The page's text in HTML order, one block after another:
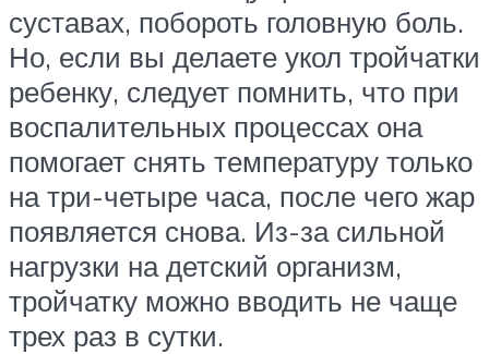
суставах, побороть головную боль.
Но, если вы делаете укол тройчатки
ребенку, следует помнить, что при
воспалительных процессах она
помогает снять температуру только
на три-четыре часа, после чего жар
появляется снова. Из-за сильной
нагрузки на детский организм,
тройчатку можно вводить не чаще
трех раз в сутки.